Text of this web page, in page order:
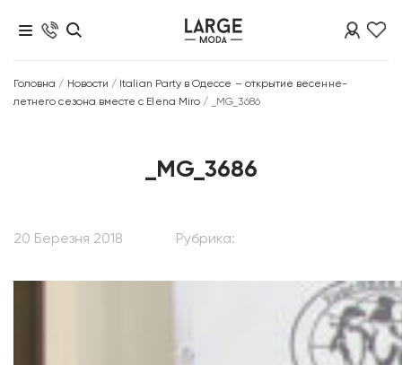
Головна / Новости / Italian Party в Одессе – открытие весенне-
летнего сезона вместе с Elena Miro / _MG_3686
_MG_3686
20 Березня 2018 Рубрика: